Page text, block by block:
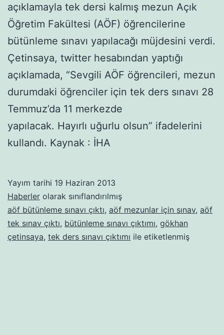
açıklamayla tek dersi kalmış mezun Açık
Öğretim Fakültesi (AÖF) öğrencilerine
bütünleme sınavı yapılacağı müjdesini verdi.
Çetinsaya, twitter hesabından yaptığı
açıklamada, “Sevgili AÖF öğrencileri, mezun
durumdaki öğrenciler için tek ders sınavı 28
Temmuz’da 11 merkezde
yapılacak. Hayırlı uğurlu olsun” ifadelerini
kullandı. Kaynak : İHA
Yayım tarihi 19 Haziran 2013
Haberler olarak sınıflandırılmış
aöf bütünleme sınavı çıktı, aöf mezunlar için sınav, aöf
tek sınav çıktı, bütünleme sınavı çıktımı, gökhan
çetinsaya, tek ders sınavı çıktımı ile etiketlenmiş